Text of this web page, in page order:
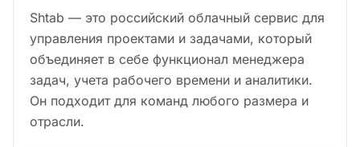
Shtab — это российский облачный сервис для
управления проектами и задачами, который
объединяет в себе функционал менеджера
задач, учета рабочего времени и аналитики.
Он подходит для команд любого размера и
отрасли.